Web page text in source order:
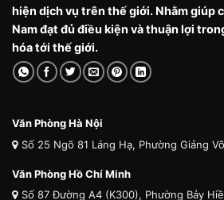
hiện dịch vụ trên thế giới. Nhằm giúp
Nam đạt đủ điều kiện và thuận lợi
hóa tới thế giới.
Văn Phòng Hà Nội
Số 25 Ngõ 81 Láng Hạ, Phường Giảng
Văn Phòng Hồ Chí Minh
Số 87 Đường A4 (K300), Phường Bảy